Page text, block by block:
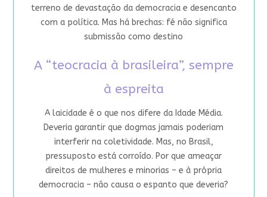
terreno de devastação da democracia e desencanto
com a política. Mas há brechas: fé não significa
submissão como destino
A “teocracia à brasileira”, sempre
à espreita
A laicidade é o que nos difere da Idade Média.
Deveria garantir que dogmas jamais poderiam
interferir na coletividade. Mas, no Brasil,
pressuposto está corroído. Por que ameaçar
direitos de mulheres e minorias – e à própria
democracia – não causa o espanto que deveria?